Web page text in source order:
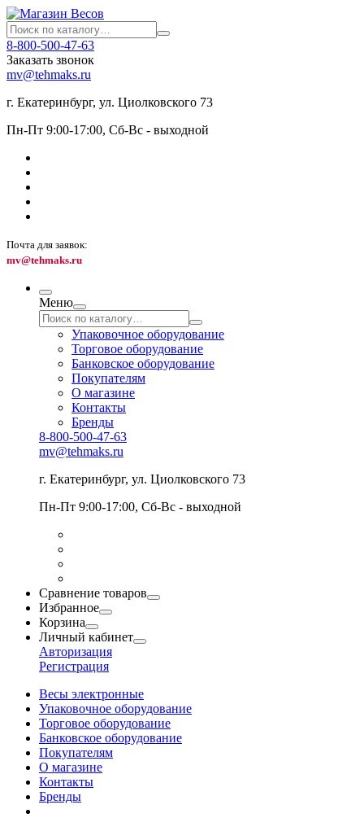
8-800-500-47-63
Заказать звонок
mv@tehmaks.ru
г. Екатеринбург, ул. Циолковского 73
Пн-Пт 9:00-17:00, Сб-Вс - выходной
Почта для заявок:
mv@tehmaks.ru
Меню
Упаковочное оборудование
Торговое оборудование
Банковское оборудование
Покупателям
О магазине
Контакты
Бренды
8-800-500-47-63
mv@tehmaks.ru
г. Екатеринбург, ул. Циолковского 73
Пн-Пт 9:00-17:00, Сб-Вс - выходной
Сравнение товаров
Избранное
Корзина
Личный кабинет
Авторизация
Регистрация
Весы электронные
Упаковочное оборудование
Торговое оборудование
Банковское оборудование
Покупателям
О магазине
Контакты
Бренды